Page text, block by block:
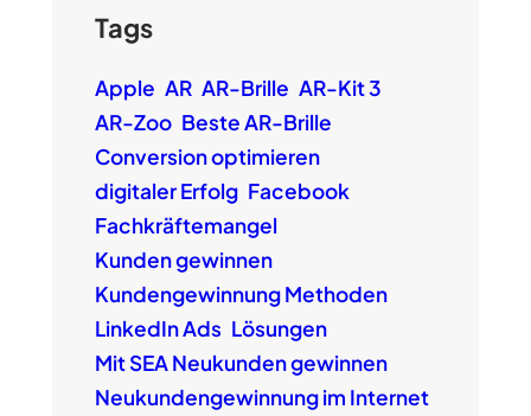
Tags
Apple AR AR-Brille AR-Kit 3
AR-Zoo Beste AR-Brille
Conversion optimieren
digitaler Erfolg Facebook
Fachkräftemangel
Kunden gewinnen
Kundengewinnung Methoden
LinkedIn Ads Lösungen
Mit SEA Neukunden gewinnen
Neukundengewinnung im Internet